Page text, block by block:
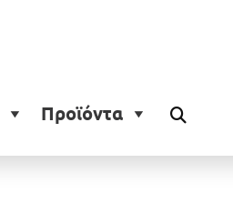
Προϊόντα